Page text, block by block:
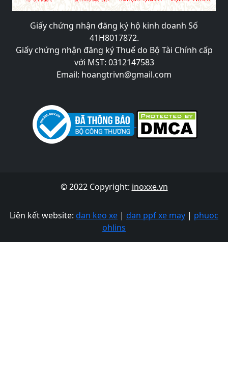
Giấy chứng nhận đăng ký hộ kinh doanh Số
41H8017872.
Giấy chứng nhận đăng ký Thuế do Bộ Tài Chính cấp
với MST: 0312147583
Email: hoangtrivn@gmail.com
© 2022 Copyright: inoxxe.vn
Liên kết website: dan keo xe | dan ppf xe may | phuoc
ohlins